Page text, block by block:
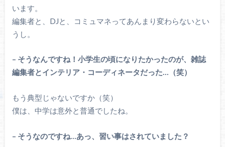
います。
編集者と、DJと、コミュマネってあんまり変わらないとい
うし。
– そうなんですね！小学生の頃になりたかったのが、雑誌
編集者とインテリア・コーディネータだった…（笑）
もう典型じゃないですか（笑）
僕は、中学は意外と普通でしたね。
– そうなのですね…あっ、習い事はされていました？